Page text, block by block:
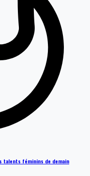
talents féminins de demain